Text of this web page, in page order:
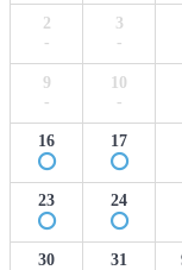
2
-
3
-
9
-
10
-
16 17
23 24
30 31